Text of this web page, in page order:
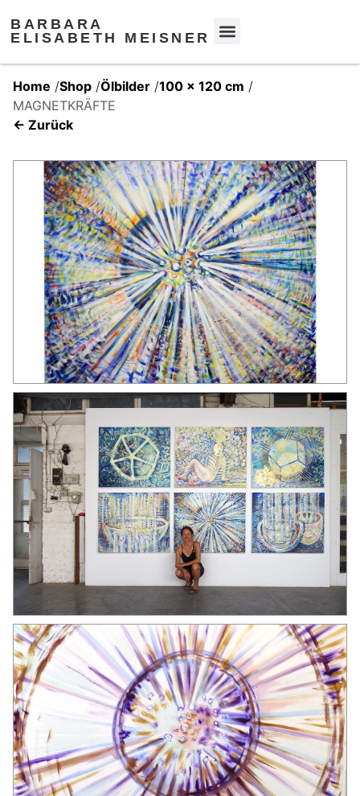
BARBARA
ELISABETH MEISNER
Home /Shop /Ölbilder /100 x 120 cm /
MAGNETKRÄFTE
← Zurück